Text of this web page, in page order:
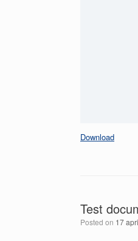
Download
Test
Posted on 17